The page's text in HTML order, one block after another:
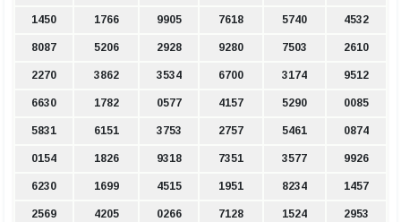
1450 1766 9905 7618 5740 4532
8087 5206 2928 9280 7503 2610
2270 3862 3534 6700 3174 9512
6630 1782 0577 4157 5290 0085
5831 6151 3753 2757 5461 0874
0154 1826 9318 7351 3577 9926
6230 1699 4515 1951 8234 1457
2569 4205 0266 7128 1524 2953